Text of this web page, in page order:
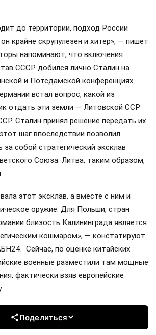
до территории, подход России
крайне скрупулезен и хитер», — пишет
напоминают, что включения
СССР добился лично Сталин на
и Потсдамской конференциях.
встал вопрос, какой из
отдать эти земли — Литовской ССР
Сталин принял решение передать их
шаг впоследствии позволил
собой стратегический эксклав
Союза. Литва, таким образом,
этот эксклав, а вместе с ним и
оружие. Для Польши, стран
близость Калининграда является
кошмаром», — констатируют
Сейчас, по оценке китайских
военные разместили там мощные
фактически взяв европейские
Поделиться